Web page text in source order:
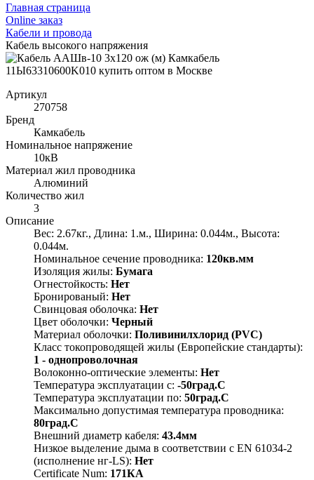
Главная страница
Оnline заказ
Кабели и провода
Кабель высокого напряжения
Артикул
270758
Бренд
Камкабель
Номинальное напряжение
10кВ
Материал жил проводника
Алюминий
Количество жил
3
Описание
Вес: 2.67кг., Длина: 1.м., Ширина: 0.044м., Высота:
0.044м.
Номинальное сечение проводника: 120кв.мм
Изоляция жилы: Бумага
Огнестойкость: Нет
Бронированый: Нет
Свинцовая оболочка: Нет
Цвет оболочки: Черный
Материал оболочки: Поливинилхлорид (PVC)
Класс токопроводящей жилы (Европейские стандарты):
1 - однопроволочная
Волоконно-оптические элементы: Нет
Температура эксплуатации с: -50град.C
Температура эксплуатации по: 50град.C
Максимально допустимая температура проводника:
80град.C
Внешний диаметр кабеля: 43.4мм
Низкое выделение дыма в соответствии с EN 61034-2
(исполнение нг-LS): Нет
Certificate Num: 171КА